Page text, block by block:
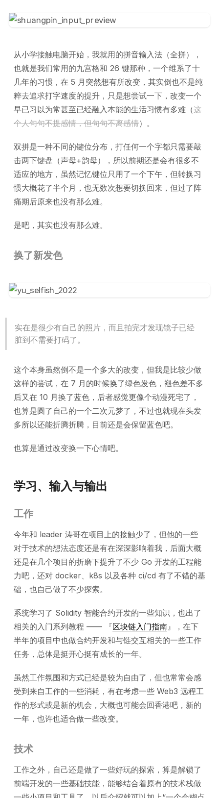
从小学接触电脑开始，我就用的拼音输入法（全拼），
也就是我们常用的九宫格和 26 键那种，一个维系了十
几年的习惯，在 5 月突然想有所改变，其实倒也不是纯
粹去追求打字速度的提升，只是想尝试一下，改变一个
早已习以为常甚至已经融入本能的生活习惯有多难（这
个人句句不提感情，但句句不离感情）。
双拼是一种不同的键位分布，打任何一个字都只需要敲
击两下键盘（声母+韵母），所以前期还是会有很多不
适应的地方，虽然记忆键位只用了一个下午，但转换习
惯大概花了半个月，也无数次想要切换回来，但过了阵
痛期后原来也没有那么难。
是吧，其实也没有那么难。
换了新发色
实在是很少有自己的照片，而且拍完才发现镜子已经
脏到不需要打码了。
这个本身虽然倒不是一个多大的改变，但我是比较少做
这样的尝试，在 7 月的时候换了绿色发色，褪色差不多
后又在 10 月换了蓝色，后者感觉更像个动漫死宅了，
也算是圆了自己的一个二次元梦了，不过也就现在头发
多所以还能折腾折腾，目前还是会保留蓝色吧。
也算是通过改变换一下心情吧。
学习、输入与输出
工作
今年和 leader 涛哥在项目上的接触少了，但他的一些
对于技术的想法态度还是有在深深影响着我，后面大概
还是在几个项目的折磨下提升了不少 Go 开发的工程能
力吧，还对 docker、k8s 以及各种 ci/cd 有了不错的基
础，也自己做了不少探索。
系统学习了 Solidity 智能合约开发的一些知识，也出了
相关的入门系列教程 —— 『区块链入门指南 』，在下
半年的项目中也做合约开发和与链交互相关的一些工作
任务，总体是挺开心挺有成长的一年。
虽然工作氛围和方式已经是较为自由了，但也常常会感
受到来自工作的一些消耗，有在考虑一些 Web3 远程工
作的形式或是新的机会，大概也可能会回香港吧，新的
一年，也许也适合做一些改变。
技术
工作之外，自己还是做了一些好玩的探索，算是解锁了
前端开发的一些基础技能，能够结合着原有的技术栈做